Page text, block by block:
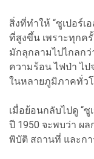
สิ่งที่ทำให้ “ซูเปอร์
ที่สูงขึ้น เพราะทุกค
มักลุกลามไปไกลก
ความร้อน ไฟป่า ไป
ในหลายภูมิภาคทั่ว
เมื่อย้อนกลับไปดู “
ปี 1950 จะพบว่า ผ
พิบัติ สถานที่ และก